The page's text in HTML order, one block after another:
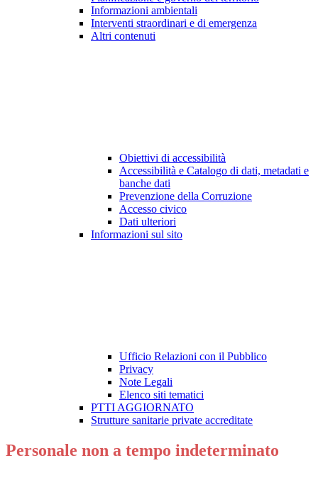
Informazioni ambientali
Interventi straordinari e di emergenza
Altri contenuti
Obiettivi di accessibilità
Accessibilità e Catalogo di dati, metadati e
banche dati
Prevenzione della Corruzione
Accesso civico
Dati ulteriori
Informazioni sul sito
Ufficio Relazioni con il Pubblico
Privacy
Note Legali
Elenco siti tematici
PTTI AGGIORNATO
Strutture sanitarie private accreditate
Personale non a tempo indeterminato